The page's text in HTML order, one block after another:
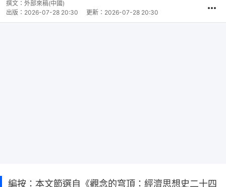
撰文： 外部來稿(中國)
出版： 2026-07-28 20:30 更新： 2026-07-28 20:30
編按：本文節選自《觀念的穹頂：經濟思想史二十四